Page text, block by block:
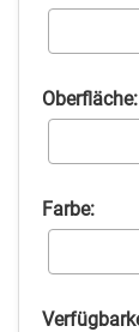
Oberfläche:
Farbe: